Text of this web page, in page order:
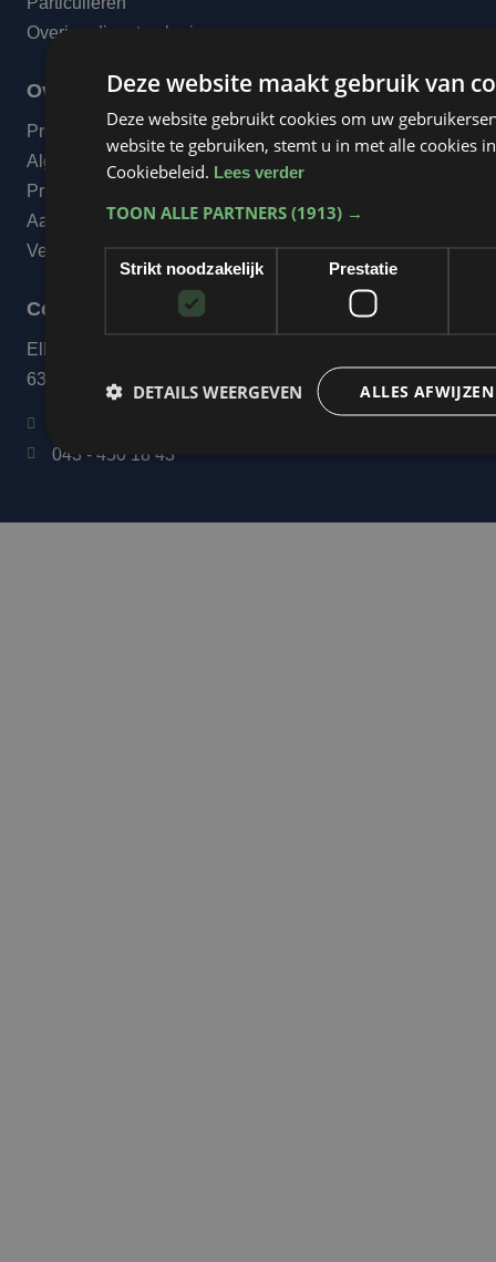
Overige dienstverlening
Over ons
Projecten
Algemene voorwaarden
Privacyverklaring
Aanleverspecificaties
Veelgestelde vragen
Contact
Elkenraderweg 20
6321 BL Wijlre
043 - 450 18 43
Deze website maakt gebruik van
Deze website gebruikt cookies om uw
website te gebruiken, stemt u in met alle cookies
Cookiebeleid. Lees verder
TOON ALLE PARTNERS (1913) →
Strikt noodzakelijk Prestatie
ALLES AFWIJZEN
DETAILS WEERGEVEN